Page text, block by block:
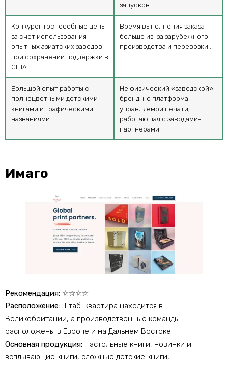
запусков..
Конкурентоспособные цены
за счет использования
опытных азиатских заводов
при сохранении поддержки в
США..
Время выполнения заказа
больше из-за зарубежного
производства и перевозки..
Большой опыт работы с
полноцветными детскими
книгами и графическими
названиями..
Не физический «заводской»
бренд, но платформа
управляемой печати,
работающая с заводами-
партнерами.
Имаго
Рекомендация: ☆☆☆☆
Расположение: Штаб-квартира находится в
Великобритании, а производственные команды
расположены в Европе и на Дальнем Востоке.
Основная продукция: Настольные книги, новинки и
всплывающие книги, сложные детские книги,